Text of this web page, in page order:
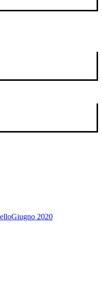
Giugno 2020